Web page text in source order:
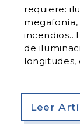
requiere:
de
longitudes,
Leer